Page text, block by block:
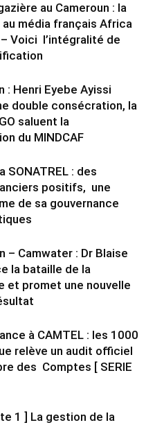
au Cameroun : la
au média français Africa
Voici l’intégralité de
: Henri Eyebe Ayissi
double consécration, la
saluent la
du MINDCAF
SONATREL : des
positifs, une
de sa gouvernance
– Camwater : Dr Blaise
la bataille de la
et promet une nouvelle
à CAMTEL : les 1000
relève un audit officiel
des Comptes [ SERIE
1 ] La gestion de la